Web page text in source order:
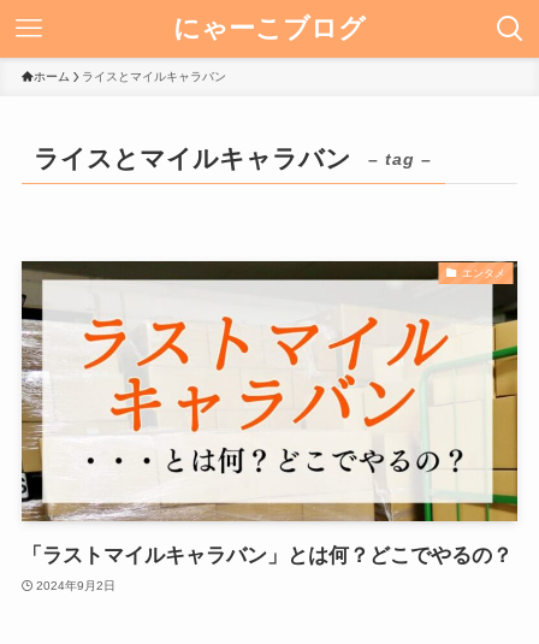
にゃーこブログ
ホーム ライスとマイルキャラバン
ライスとマイルキャラバン – tag –
エンタメ
「ラストマイルキャラバン」とは何？どこでやるの？
2024年9月2日